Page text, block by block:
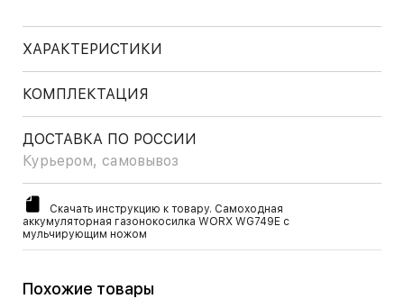
ХАРАКТЕРИСТИКИ
КОМПЛЕКТАЦИЯ
ДОСТАВКА ПО РОССИИ
Курьером, самовывоз
Скачать инструкцию к товару. Самоходная
аккумуляторная газонокосилка WORX WG749E с
мульчирующим ножом
Похожие товары